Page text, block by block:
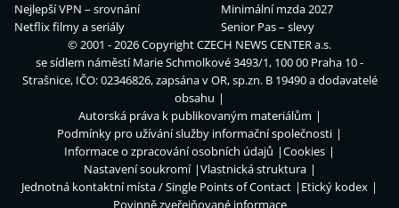
Nejlepší VPN – srovnání
Netflix filmy a seriály
Minimální mzda 2027
Senior Pas – slevy
© 2001 - 2026 CopyrightCZECH NEWS CENTER a.s.
se sídlem náměstí Marie Schmolkové 3493/1, 100 00 Praha 10 -
Strašnice, IČO: 02346826, zapsána v OR, sp.zn. B 19490 a dodavatelé
obsahu
Autorská práva k publikovaným materiálům
Podmínky pro užívání služby informační společnosti
Informace o zpracování osobních údajů
Cookies
Nastavení soukromí
Vlastnická struktura
Jednotná kontaktní místa / Single Points of Contact
Etický kodex
Povinně zveřejňované informace